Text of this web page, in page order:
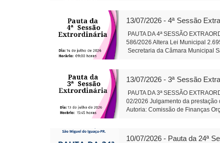
gestão hospitalar por meio de
Alteração da composição da
sobre finalidade competência e
trabalhos da Comissão instituída
salarial de servidores do quadro
Rosa do Ocoi Autor: Vereador
Secretaria da Câmara
Presidente
13/07/2026 - 4ª Sessão
PAUTA DA 4ª SESSÃO
586/2026 Altera Lei Municipal
Secretaria da Câmara
13/07/2026 - 3ª Sessão
PAUTA DA 3ª SESSÃO
02/2026 Julgamento da prestação
Autoria: Comissão de Finanças
10/07/2026 - Pauta da 24ª